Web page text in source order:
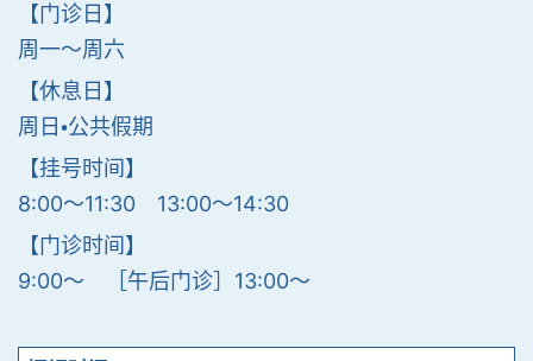
【门诊日】
周一〜周六
【休息日】
周日・公共假期
【挂号时间】
8:00〜11:30 13:00〜14:30
【门诊时间】
9:00〜 ［午后门诊］13:00〜